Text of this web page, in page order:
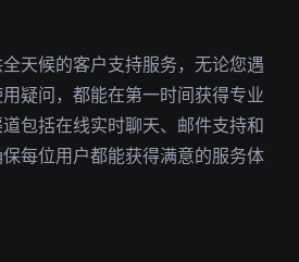
天候的客户支持服务，无论您遇
疑问，都能在第一时间获得专业
包括在线实时聊天、邮件支持和
每位用户都能获得满意的服务体